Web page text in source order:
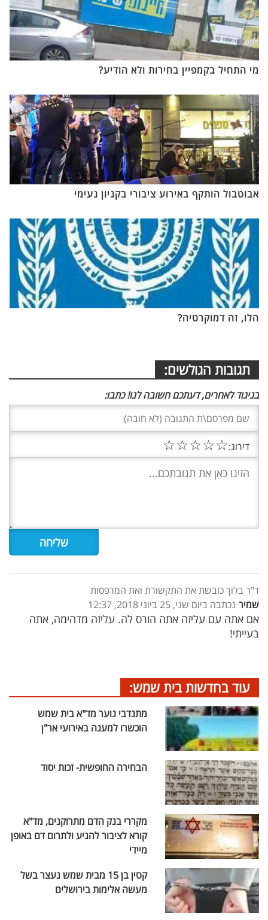
מי התחיל בקמפיין בחירות ולא הודיע?
אבוטבול הותקף באירוע ציבורי בקניון נעימי
הלו, זה דמוקרטיה?
תגובות הגולשים:
בניגוד לאחרים, דעתכם חשובה לנו! כתבו:
דירוג:☆
☆
☆
☆
☆
ד"ר בלוך כובשת את התקשורת ואת המרפסות
שמיר נכתבה ביום שני, 25 ביוני 2018, 12:37
אם אתה עם עליזה אתה הורס לה. עליזה מדהימה, אתה
בעייתי!
עוד בחדשות בית שמש:
מתנדבי נוער מד"א בית שמש
הוכשרו למענה באירועי אר"ן
הבחירה החופשית- זכות יסוד
מקררי בנק הדם מתרוקנים, מד"א
קורא לציבור להגיע ולתרום דם באופן
מיידי
קטין בן 15 מבית שמש נעצר בשל
מעשה אלימות בירושלים